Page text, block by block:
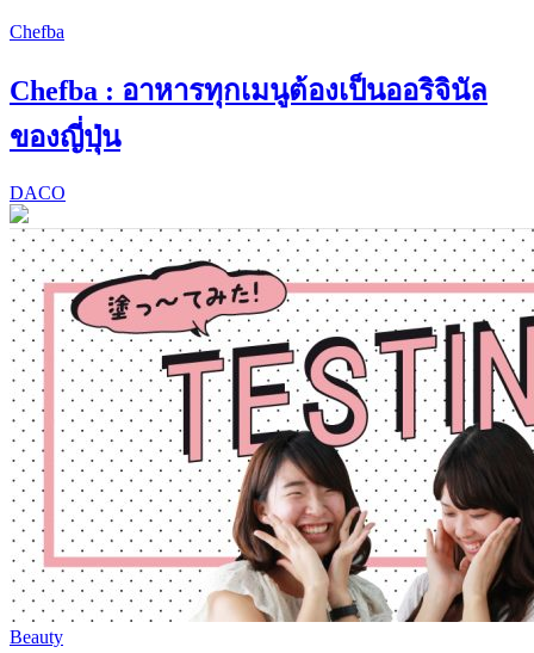
Chefba
Chefba : อาหารทุกเมนูต้องเป็นออริจินัล
ของญี่ปุ่น
DACO
Beauty